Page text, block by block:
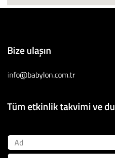
Bize ulaşın
info@babylon.com.tr
Tüm etkinlik takvimi ve
Ad